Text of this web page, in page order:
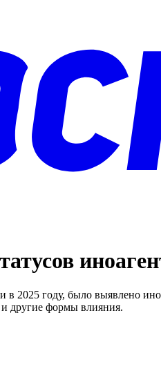
2025 году, было выявлено
и другие формы влияния.